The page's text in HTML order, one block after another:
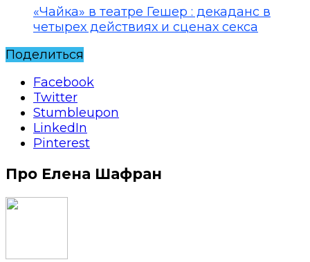
«Чайка» в театре Гешер : декаданс в
четырех действиях и сценах секса
Поделиться
Facebook
Twitter
Stumbleupon
LinkedIn
Pinterest
Про Елена Шафран